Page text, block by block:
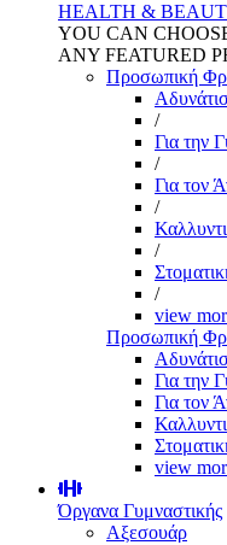
HEALTH &
YOU CAN
ANY FEATURED
Προσωπική
/
Για την
/
Για τον
/
/
/
view
Προσωπική
Για την
Για τον
view
Όργανα Γυμναστικής
Αξεσουάρ